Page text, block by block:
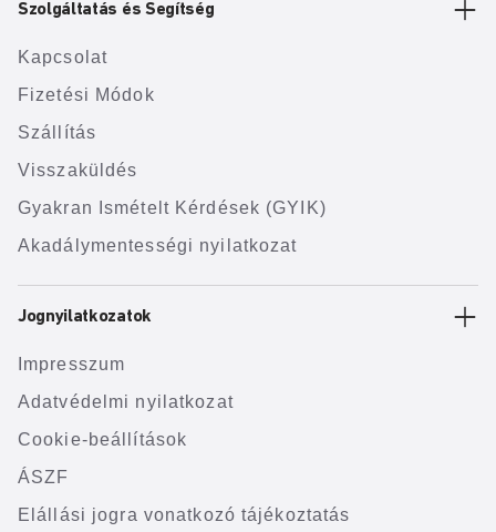
Szolgáltatás és Segítség
Kapcsolat
Fizetési Módok
Szállítás
Visszaküldés
Gyakran Ismételt Kérdések (GYIK)
Akadálymentességi nyilatkozat
Jognyilatkozatok
Impresszum
Adatvédelmi nyilatkozat
Cookie-beállítások
ÁSZF
Elállási jogra vonatkozó tájékoztatás